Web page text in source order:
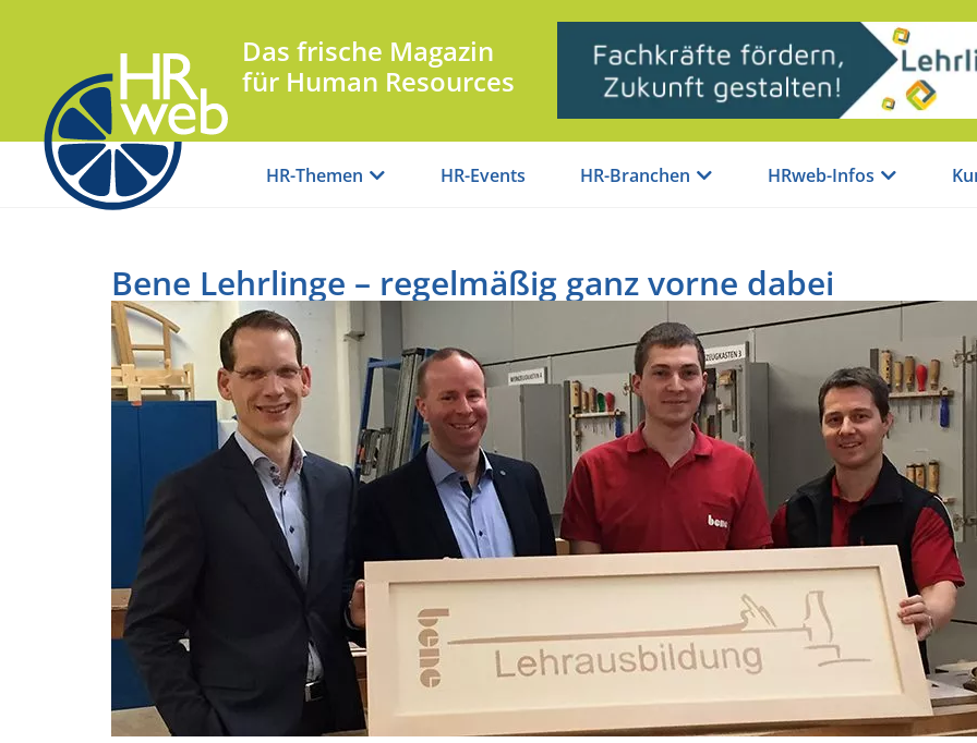
Das frische Magazin
für Human Resources
HR-Themen HR-Events HR-Branchen HRweb-Infos
Bene Lehrlinge – regelmäßig ganz vorne dabei